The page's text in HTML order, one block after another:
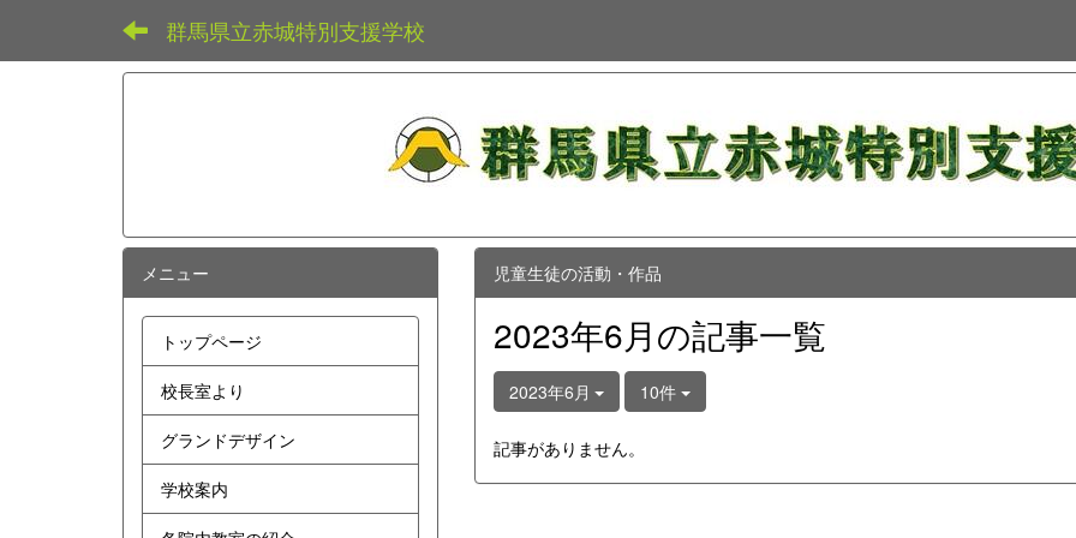
群馬県立赤城特別支援学校
児童生徒の活動・作品
2023年6月の記事一覧
2023年6月 10件
記事がありません。
メニュー
トップページ
校長室より
グランドデザイン
学校案内